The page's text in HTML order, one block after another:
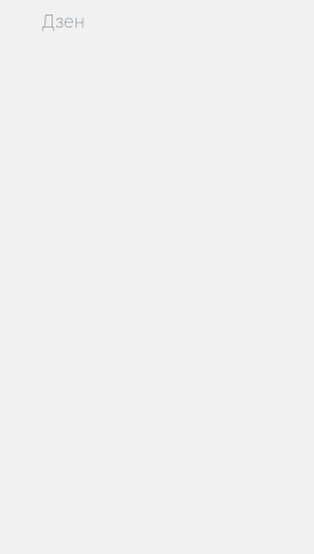
Дзен